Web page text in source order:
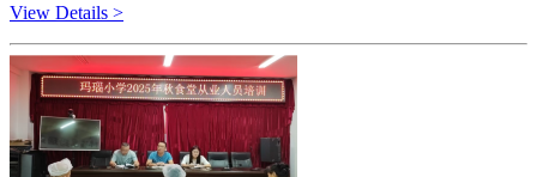
View Details >